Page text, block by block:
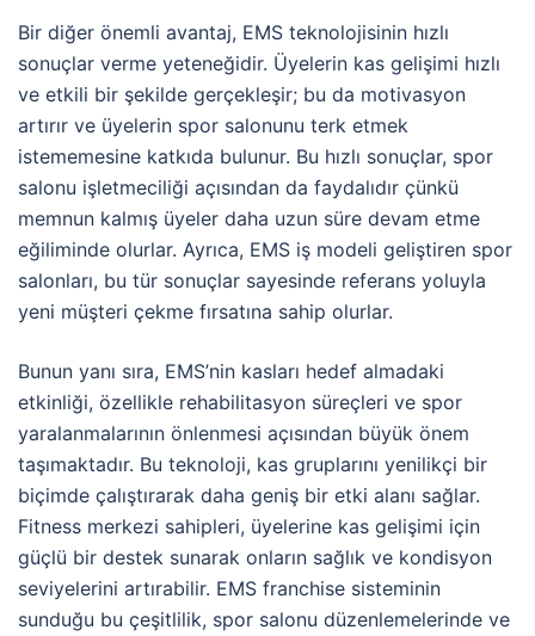
Bir diğer önemli avantaj, EMS teknolojisinin hızlı
sonuçlar verme yeteneğidir. Üyelerin kas gelişimi hızlı
ve etkili bir şekilde gerçekleşir; bu da motivasyon
artırır ve üyelerin spor salonunu terk etmek
istememesine katkıda bulunur. Bu hızlı sonuçlar, spor
salonu işletmeciliği açısından da faydalıdır çünkü
memnun kalmış üyeler daha uzun süre devam etme
eğiliminde olurlar. Ayrıca, EMS iş modeli geliştiren spor
salonları, bu tür sonuçlar sayesinde referans yoluyla
yeni müşteri çekme fırsatına sahip olurlar.
Bunun yanı sıra, EMS’nin kasları hedef almadaki
etkinliği, özellikle rehabilitasyon süreçleri ve spor
yaralanmalarının önlenmesi açısından büyük önem
taşımaktadır. Bu teknoloji, kas gruplarını yenilikçi bir
biçimde çalıştırarak daha geniş bir etki alanı sağlar.
Fitness merkezi sahipleri, üyelerine kas gelişimi için
güçlü bir destek sunarak onların sağlık ve kondisyon
seviyelerini artırabilir. EMS franchise sisteminin
sunduğu bu çeşitlilik, spor salonu düzenlemelerinde ve